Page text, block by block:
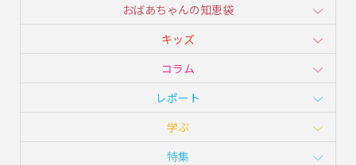
おばあちゃんの知恵袋
キッズ
コラム
レポート
学ぶ
特集